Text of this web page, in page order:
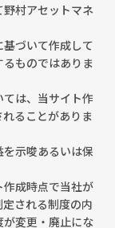
村アセットマネ
づいて作成して
ものではありま
は、当サイト作
ることがありま
示唆あるいは保
作成時点で当社が
される制度の内
変更・廃止にな